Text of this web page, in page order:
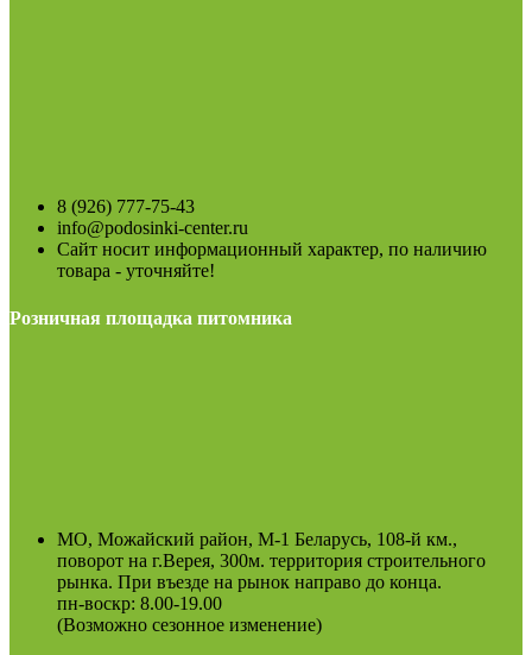
8 (926) 777-75-43
info@podosinki-center.ru
Сайт носит информационный характер, по наличию
товара - уточняйте!
Розничная площадка питомника
МО, Можайский район, М-1 Беларусь, 108-й км.,
поворот на г.Верея, 300м. территория строительного
рынка. При въезде на рынок направо до конца.
пн-воскр: 8.00-19.00
(Возможно сезонное изменение)